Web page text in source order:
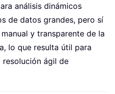
análisis dinámicos
de datos grandes, pero sí
y transparente de la
lo que resulta útil para
ágil de